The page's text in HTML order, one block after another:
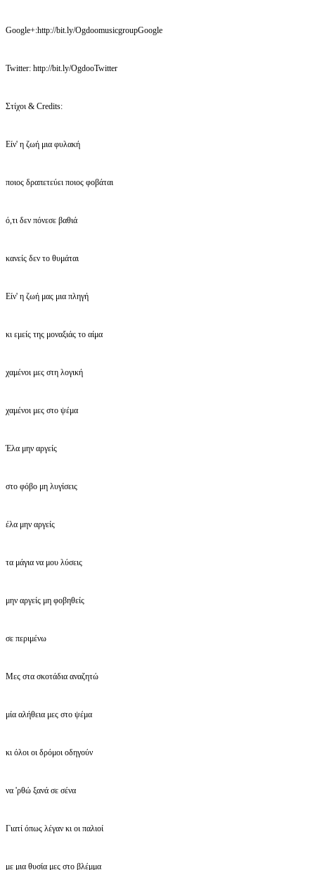
Google+:http://bit.ly/OgdoomusicgroupGoogle
Twitter: http://bit.ly/OgdooTwitter
Στίχοι & Credits:
Είν' η ζωή μια φυλακή
ποιος δραπετεύει ποιος φοβάται
ό,τι δεν πόνεσε βαθιά
κανείς δεν το θυμάται
Είν' η ζωή μας μια πληγή
κι εμείς της μοναξιάς το αίμα
χαμένοι μες στη λογική
χαμένοι μες στο ψέμα
Έλα μην αργείς
στο φόβο μη λυγίσεις
έλα μην αργείς
τα μάγια να μου λύσεις
μην αργείς μη φοβηθείς
σε περιμένω
Μες στα σκοτάδια αναζητώ
μία αλήθεια μες στο ψέμα
κι όλοι οι δρόμοι οδηγούν
να 'ρθώ ξανά σε σένα
Γιατί όπως λέγαν κι οι παλιοί
με μια θυσία μες στο βλέμμα